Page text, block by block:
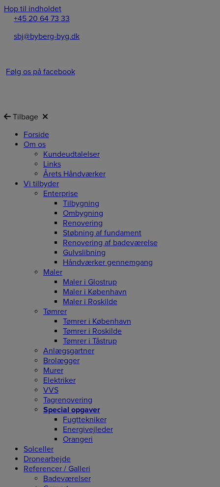
Hop til indholdet
+45 20 64 73 33
sbj@byberg-byg.dk
Følg os på facebook
Tilbage
Forside
Om os
Kundeudtalelser
Links
Årets Håndværker
Vi tilbyder
Enterprise
Tilbygning
Ombygning
Renovering
Støbning af fundament
Renovering af badeværelse
Gulvslibning
Håndværker gennemgang
Maler
Maler i Glostrup
Maler i København
Maler i Roskilde
Tømrer
Tømrer i København
Tømrer i Roskilde
Tømrer i Tåstrup
Anlægsgartner
Brolægger
Murer
Elektriker
VVS
Tagrenovering
Special opgaver
Fugttekniker
Energivejleder
Orangeri
Solceller
Dronearbejde
Referencer / Galleri
Badeværelser